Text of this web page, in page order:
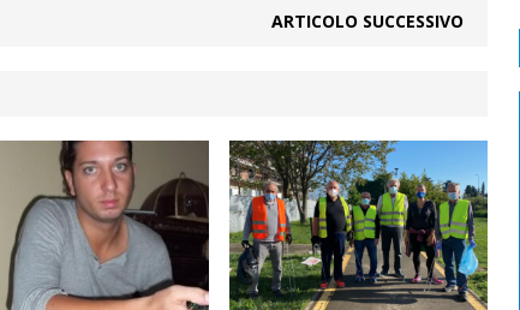
o
ARTICOLO SUCCESSIVO